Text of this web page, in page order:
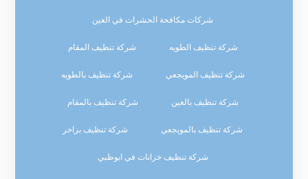
شركات مكافحة الحشرات في العين
شركة تنظيف الطويه شركة تنظيف المقام
شركة تنظيف المويجعي شركة تنظيف بالطويه
شركة تنظيف بالعين شركة تنظيف بالمقام
شركة تنظيف بالمويجعي شركة تنظيف بزاخر
شركة تنظيف خزانات في ابوظبي